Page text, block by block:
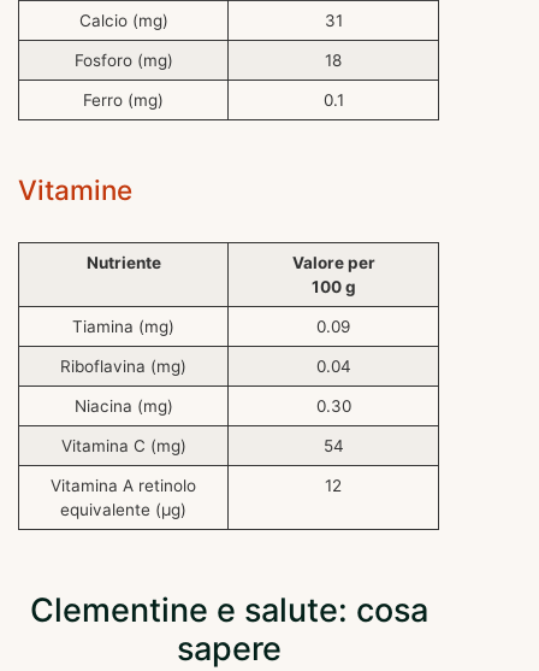
Calcio (mg) 31
Fosforo (mg) 18
Ferro (mg) 0.1
Vitamine
Nutriente
Valore per
100 g
Tiamina (mg) 0.09
Riboflavina (mg) 0.04
Niacina (mg) 0.30
Vitamina C (mg) 54
Vitamina A retinolo
equivalente (μg)
12
Clementine e salute: cosa
sapere